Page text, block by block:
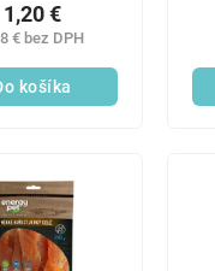
€ bez DPH
1,20 €
košíka